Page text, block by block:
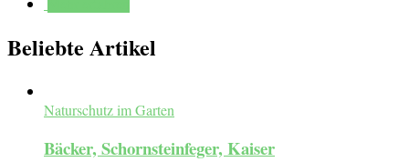
Beliebte Artikel
Naturschutz im Garten
Bäcker, Schornsteinfeger, Kaiser